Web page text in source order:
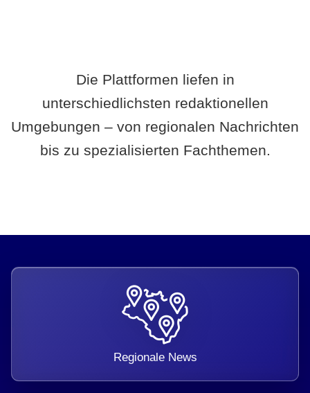
Die Plattformen liefen in
unterschiedlichsten redaktionellen
Umgebungen – von regionalen Nachrichten
bis zu spezialisierten Fachthemen.
Regionale News